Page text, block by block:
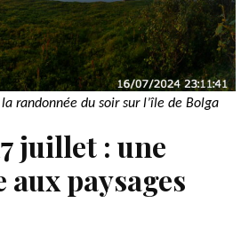
randonnée du soir sur l’île de Bolga
juillet : une
paysages